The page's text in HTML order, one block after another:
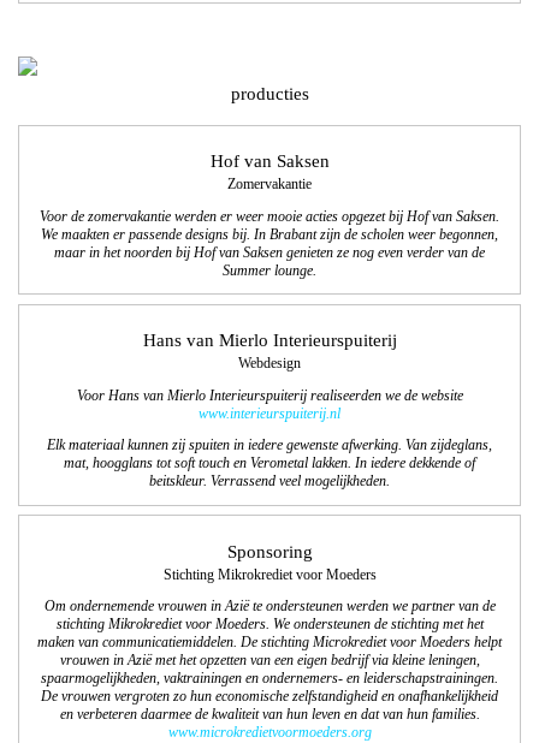
producties
Hof van Saksen
Zomervakantie
Voor de zomervakantie werden er weer mooie acties opgezet bij Hof van Saksen.
We maakten er passende designs bij. In Brabant zijn de scholen weer begonnen,
maar in het noorden bij Hof van Saksen genieten ze nog even verder van de
Summer lounge.
Hans van Mierlo Interieurspuiterij
Webdesign
Voor Hans van Mierlo Interieurspuiterij realiseerden we de website
www.interieurspuiterij.nl
Elk materiaal kunnen zij spuiten in iedere gewenste afwerking. Van zijdeglans,
mat, hoogglans tot soft touch en Verometal lakken. In iedere dekkende of
beitskleur. Verrassend veel mogelijkheden.
Sponsoring
Stichting Mikrokrediet voor Moeders
Om ondernemende vrouwen in Azië te ondersteunen werden we partner van de
stichting Mikrokrediet voor Moeders. We ondersteunen de stichting met het
maken van communicatiemiddelen. De stichting Microkrediet voor Moeders helpt
vrouwen in Azië met het opzetten van een eigen bedrijf via kleine leningen,
spaarmogelijkheden, vaktrainingen en ondernemers- en leiderschapstrainingen.
De vrouwen vergroten zo hun economische zelfstandigheid en onafhankelijkheid
en verbeteren daarmee de kwaliteit van hun leven en dat van hun families.
www.microkredietvoormoeders.org